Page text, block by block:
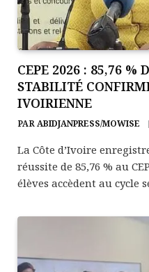
CEPE 2026 : 85,76 %
STABILITÉ
IVOIRIENNE
PARABIDJANPRESS/MOWISE
La Côte d’Ivoire
réussite de 85,76 % au
élèves accèdent au cycle